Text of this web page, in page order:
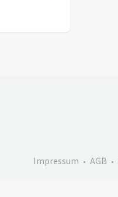
Impressum AGB